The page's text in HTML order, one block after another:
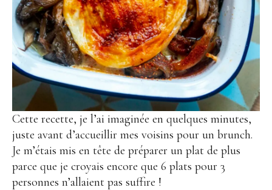
Cette recette, je l’ai imaginée en quelques minutes,
juste avant d’accueillir mes voisins pour un brunch.
Je m’étais mis en tête de préparer un plat de plus
parce que je croyais encore que 6 plats pour 3
personnes n’allaient pas suffire !